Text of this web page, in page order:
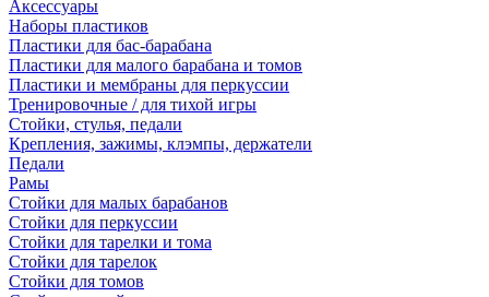
Аксессуары
Наборы пластиков
Пластики для бас-барабана
Пластики для малого барабана и томов
Пластики и мембраны для перкуссии
Тренировочные / для тихой игры
Стойки, стулья, педали
Крепления, зажимы, клэмпы, держатели
Педали
Рамы
Стойки для малых барабанов
Стойки для перкуссии
Стойки для тарелки и тома
Стойки для тарелок
Стойки для томов